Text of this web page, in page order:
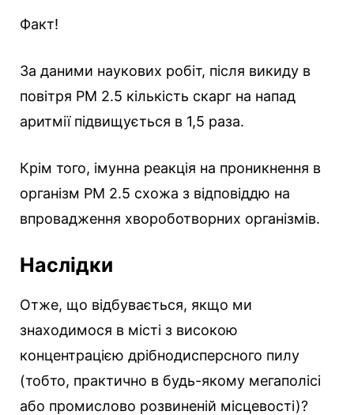
Факт!
За даними наукових робіт, після викиду в
повітря РМ 2.5 кількість скарг на напад
аритмії підвищується в 1,5 раза.
Крім того, імунна реакція на проникнення в
організм РМ 2.5 схожа з відповіддю на
впровадження хвороботворних організмів.
Наслідки
Отже, що відбувається, якщо ми
знаходимося в місті з високою
концентрацією дрібнодисперсного пилу
(тобто, практично в будь-якому мегаполісі
або промислово розвиненій місцевості)?